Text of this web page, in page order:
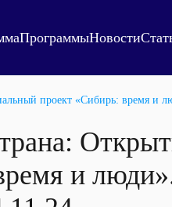
ПрограммыНовости
проект «Сибирь: время и
и